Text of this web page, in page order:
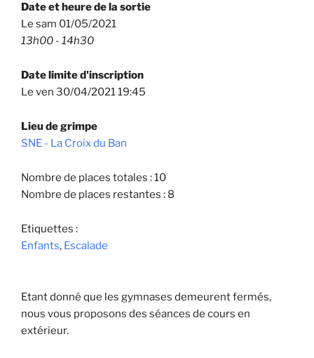
Date et heure de la sortie
Le sam 01/05/2021
13h00 - 14h30
Date limite d'inscription
Le ven 30/04/2021 19:45
Lieu de grimpe
SNE - La Croix du Ban
Nombre de places totales : 10
Nombre de places restantes : 8
Etiquettes :
Enfants, Escalade
Etant donné que les gymnases demeurent fermés,
nous vous proposons des séances de cours en
extérieur.